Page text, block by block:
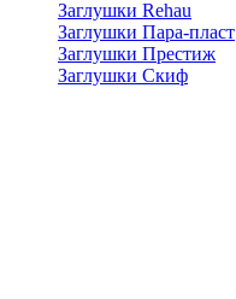
Заглушки Rehau
Заглушки Пара-пласт
Заглушки Престиж
Заглушки Скиф